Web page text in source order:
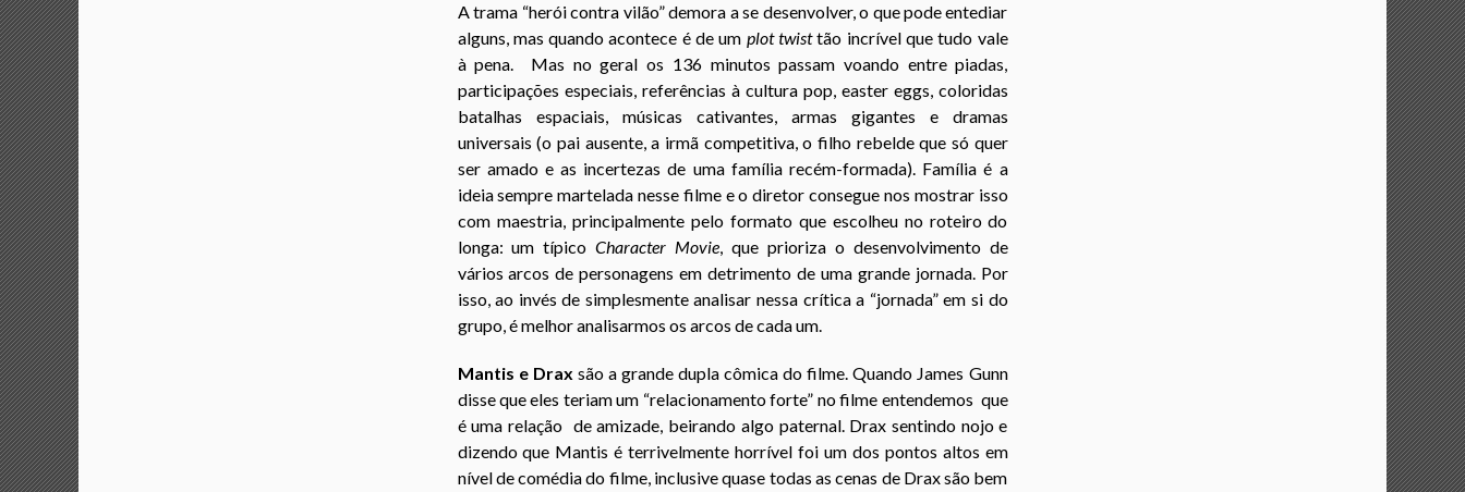
A trama “herói contra vilão” demora a se desenvolver, o que pode entediar
alguns, mas quando acontece é de um plot twisttão incrível que tudo vale
à pena. Mas no geral os 136 minutos passam voando entre piadas,
participações especiais, referências à cultura pop, easter eggs, coloridas
batalhas espaciais, músicas cativantes, armas gigantes e dramas
universais (o pai ausente, a irmã competitiva, o filho rebelde que só quer
ser amado e as incertezas de uma família recém-formada). Família é a
ideia sempre martelada nesse filme e o diretor consegue nos mostrar isso
com maestria, principalmente pelo formato que escolheu no roteiro do
longa: um típico Character Movie, que prioriza o desenvolvimento de
vários arcos de personagens em detrimento de uma grande jornada. Por
isso, ao invés de simplesmente analisar nessa crítica a “jornada” em si do
grupo, é melhor analisarmos os arcos de cada um.
Mantis e Drax são a grande dupla cômica do filme. Quando James Gunn
disse que eles teriam um “relacionamento forte” no filme entendemos que
é uma relação de amizade, beirando algo paternal. Drax sentindo nojo e
dizendo que Mantis é terrivelmente horrível foi um dos pontos altos em
nível de comédia do filme, inclusive quase todas as cenas de Drax são bem